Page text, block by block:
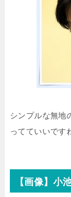
シンプルな無地
ってていいです
【画像】小